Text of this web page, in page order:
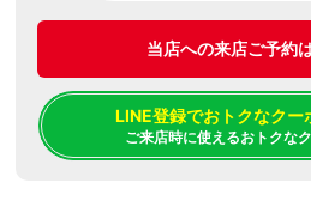
当店への来店ご予約
LINE登録でおトクなクー
ご来店時に使えるおトクな